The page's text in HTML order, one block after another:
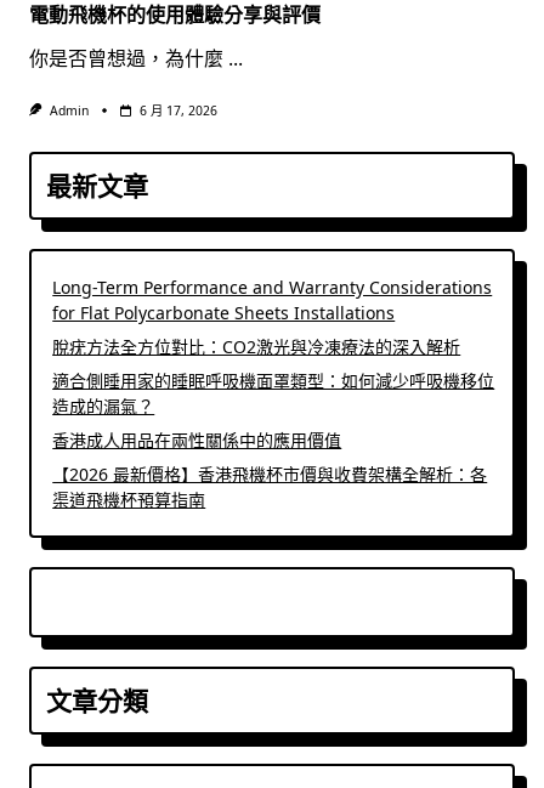
電動飛機杯的使用體驗分享與評價
你是否曾想過，為什麼 ...
Admin 6 月 17, 2026
最新文章
Long-Term Performance and Warranty Considerations
for Flat Polycarbonate Sheets Installations
脫疣方法全方位對比：CO2激光與冷凍療法的深入解析
適合側睡用家的睡眠呼吸機面罩類型：如何減少呼吸機移位
造成的漏氣？
香港成人用品在兩性關係中的應用價值
【2026 最新價格】香港飛機杯市價與收費架構全解析：各
渠道飛機杯預算指南
文章分類